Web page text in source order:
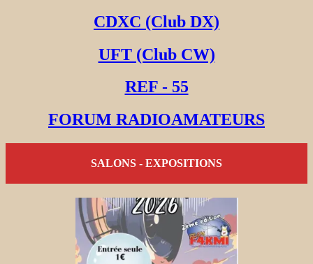
CDXC (Club DX)
UFT (Club CW)
REF - 55
FORUM RADIOAMATEURS
SALONS - EXPOSITIONS